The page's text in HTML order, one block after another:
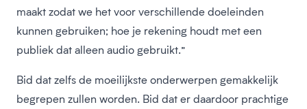
maakt zodat we het voor verschillende doeleinden
kunnen gebruiken; hoe je rekening houdt met een
publiek dat alleen audio gebruikt.”
Bid dat zelfs de moeilijkste onderwerpen gemakkelijk
begrepen zullen worden. Bid dat er daardoor prachtige